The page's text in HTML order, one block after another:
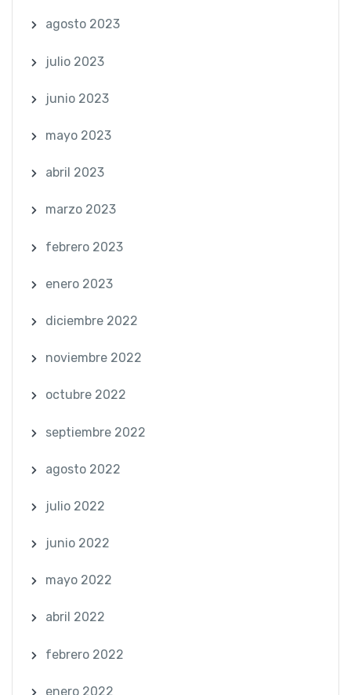
agosto 2023
julio 2023
junio 2023
mayo 2023
abril 2023
marzo 2023
febrero 2023
enero 2023
diciembre 2022
noviembre 2022
octubre 2022
septiembre 2022
agosto 2022
julio 2022
junio 2022
mayo 2022
abril 2022
febrero 2022
enero 2022